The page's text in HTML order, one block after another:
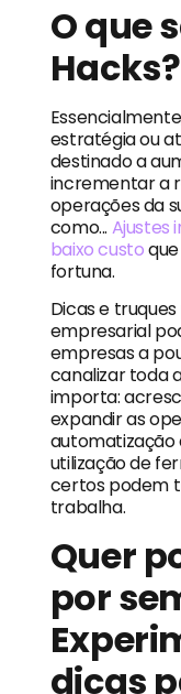
O que
Hacks?
estratégia ou
destinado a
incrementar a
operações da
como... Ajustes
baixo custo
fortuna.
Dicas e
empresarial
empresas a
canalizar toda
importa:
expandir as
utilização de
certos podem
trabalha.
Quer
por
dicas